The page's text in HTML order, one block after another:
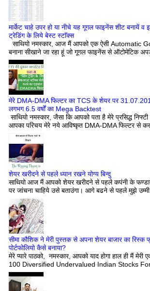
मार्केट चाहे उपर हो या नीचे यह गूगल फाइनेंस शीट बनायें
ट्रेडिंग के लिये बेस्ट स्टाॅक्स
साथियो नमस्कार, आज मैं आपको एक ऐसी Automatic
बनाना सीखाने जा रहा हूं जो गूगल फाइनेंस से ऑटोमेटिक
मेरे DMA-DMA फिल्टर का TCS के शेयर पर
लगभग 6.5 वर्षों का Mega Backtest
साथियो नमस्कार, जैसा कि आपको पता है मेरे प्रसिद्ध
आपका परिचय मेरे नये आविष्कृत DMA-DMA फिल्टर से
शेयर खरीदने से पहले ध्यान रखने योग्य बिन्दु
साथियो आज मैं आपको शेयर खरीदने से पहले कपंनी के
पर जांचना चाहिये उसे बताउंगा। आगे बढने से पहले मुझे
सीमा कौशिक ने मेरी पुस्तक से अपना शेयर बाजार का रिस्क
पोर्टफोलियो कैसे बनाया?
मेरे प्यारे पाठको, नमस्कार, आपको याद होगा हाल ही मैं
100 Diversified Undervalued Indian Stocks For